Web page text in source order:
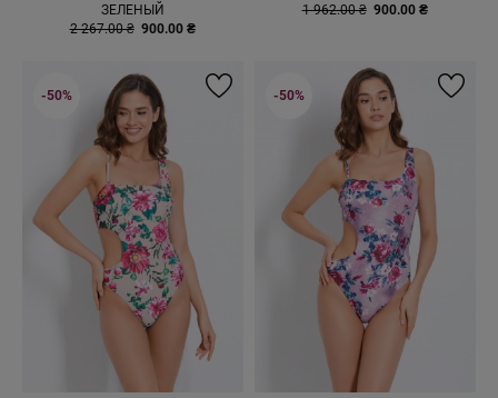
ЗЕЛЕНЫЙ
2 267.00 ₴ 900.00 ₴
1 962.00 ₴ 900.00 ₴
-50% -50%